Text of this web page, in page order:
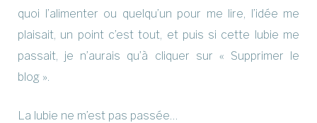
quoi l’alimenter ou quelqu’un pour me lire, l’idée me
plaisait, un point c’est tout, et puis si cette lubie me
passait, je n’aurais qu’à cliquer sur « Supprimer le
blog ».
La lubie ne m’est pas passée…